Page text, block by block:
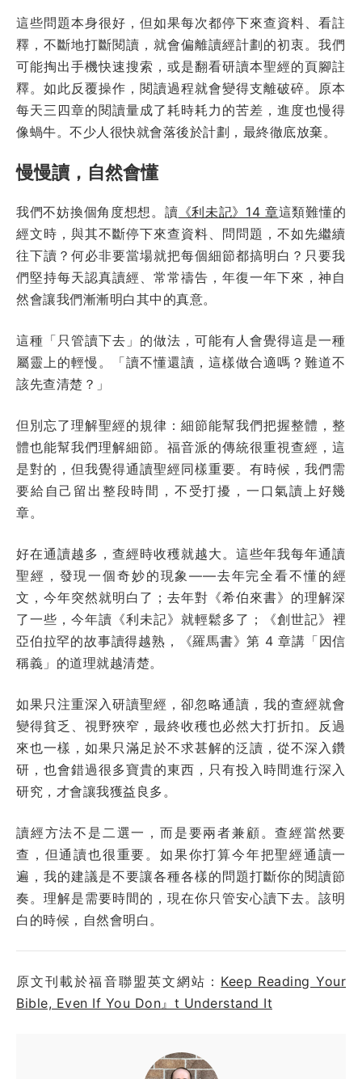
這些問題本身很好，但如果每次都停下來查資料、看註
釋，不斷地打斷閱讀，就會偏離讀經計劃的初衷。我們
可能掏出手機快速搜索，或是翻看研讀本聖經的頁腳註
釋。如此反覆操作，閱讀過程就會變得支離破碎。原本
每天三四章的閱讀量成了耗時耗力的苦差，進度也慢得
像蝸牛。不少人很快就會落後於計劃，最終徹底放棄。
慢慢讀，自然會懂
我們不妨換個角度想想。讀 《利未記》14 章這類難懂的
經文時，與其不斷停下來查資料、問問題，不如先繼續
往下讀？何必非要當場就把每個細節都搞明白？只要我
們堅持每天認真讀經、常常禱告，年復一年下來，神自
然會讓我們漸漸明白其中的真意。
這種「只管讀下去」的做法，可能有人會覺得這是一種
屬靈上的輕慢。「讀不懂還讀，這樣做合適嗎？難道不
該先查清楚？」
但別忘了理解聖經的規律：細節能幫我們把握整體，整
體也能幫我們理解細節。福音派的傳統很重視查經，這
是對的，但我覺得通讀聖經同樣重要。有時候，我們需
要給自己留出整段時間，不受打擾，一口氣讀上好幾
章。
好在通讀越多，查經時收穫就越大。這些年我每年通讀
聖經，發現一個奇妙的現象——去年完全看不懂的經
文，今年突然就明白了；去年對《希伯來書》的理解深
了一些，今年讀《利未記》就輕鬆多了；《創世記》裡
亞伯拉罕的故事讀得越熟，《羅馬書》第 4 章講「因信
稱義」的道理就越清楚。
如果只注重深入研讀聖經，卻忽略通讀，我的查經就會
變得貧乏、視野狹窄，最終收穫也必然大打折扣。反過
來也一樣，如果只滿足於不求甚解的泛讀，從不深入鑽
研，也會錯過很多寶貴的東西，只有投入時間進行深入
研究，才會讓我獲益良多。
讀經方法不是二選一，而是要兩者兼顧。查經當然要
查，但通讀也很重要。如果你打算今年把聖經通讀一
遍，我的建議是不要讓各種各樣的問題打斷你的閱讀節
奏。理解是需要時間的，現在你只管安心讀下去。該明
白的時候，自然會明白。
原文刊載於福音聯盟英文網站： Keep Reading Your
Bible, Even If You Don』t Understand It